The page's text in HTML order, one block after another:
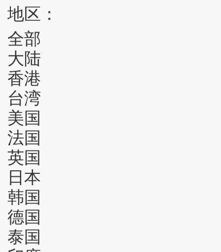
地区：
全部
大陆
香港
台湾
美国
法国
英国
日本
韩国
德国
泰国